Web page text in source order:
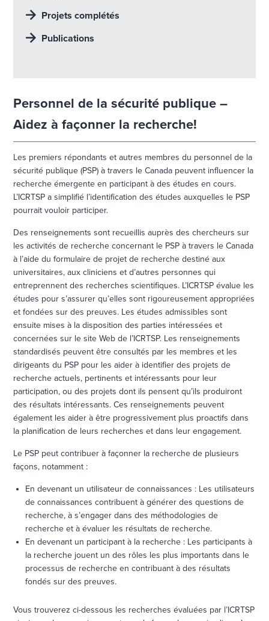
Projets complétés
Publications
Personnel de la sécurité publique –
Aidez à façonner la recherche!
Les premiers répondants et autres membres du personnel de la
sécurité publique (PSP) à travers le Canada peuvent influencer la
recherche émergente en participant à des études en cours.
L’ICRTSP a simplifié l’identification des études auxquelles le PSP
pourrait vouloir participer.
Des renseignements sont recueillis auprès des chercheurs sur
les activités de recherche concernant le PSP à travers le Canada
à l’aide du formulaire de projet de recherche destiné aux
universitaires, aux cliniciens et d’autres personnes qui
entreprennent des recherches scientifiques. L’ICRTSP évalue les
études pour s’assurer qu’elles sont rigoureusement appropriées
et fondées sur des preuves. Les études admissibles sont
ensuite mises à la disposition des parties intéressées et
concernées sur le site Web de l’ICRTSP. Les renseignements
standardisés peuvent être consultés par les membres et les
dirigeants du PSP pour les aider à identifier des projets de
recherche actuels, pertinents et intéressants pour leur
participation, ou des projets dont ils pensent qu’ils produiront
des résultats intéressants. Ces renseignements peuvent
également les aider à être progressivement plus proactifs dans
la planification de leurs recherches et dans leur engagement.
Le PSP peut contribuer à façonner la recherche de plusieurs
façons, notamment :
En devenant un utilisateur de connaissances : Les utilisateurs
de connaissances contribuent à générer des questions de
recherche, à s’engager dans des méthodologies de
recherche et à évaluer les résultats de recherche.
En devenant un participant à la recherche : Les participants à
la recherche jouent un des rôles les plus importants dans le
processus de recherche en contribuant à des résultats
fondés sur des preuves.
Vous trouverez ci-dessous les recherches évaluées par l’ICRTSP